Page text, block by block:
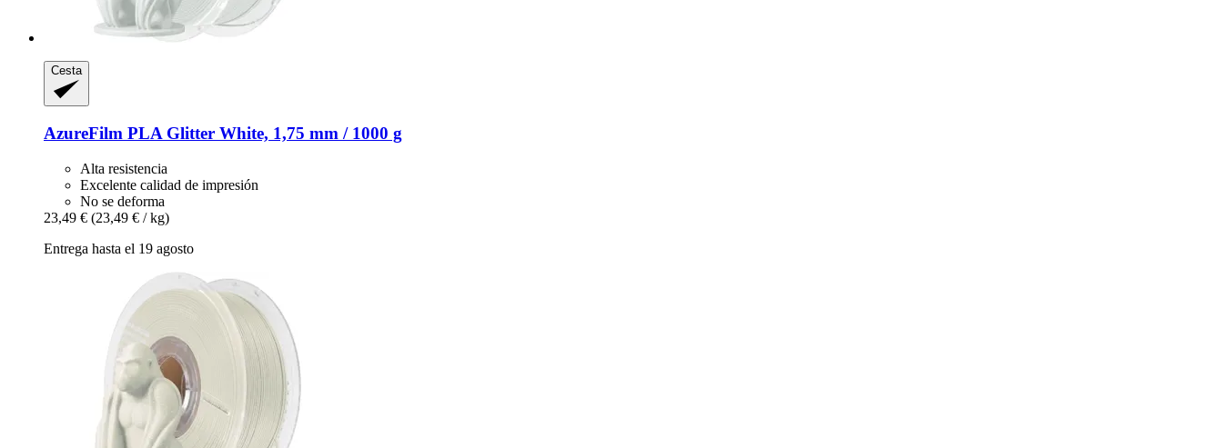
Cesta
AzureFilm PLA Glitter White, 1,75 mm / 1000 g
Alta resistencia
Excelente calidad de impresión
No se deforma
23,49 € (23,49 € / kg)
Entrega hasta el 19 agosto